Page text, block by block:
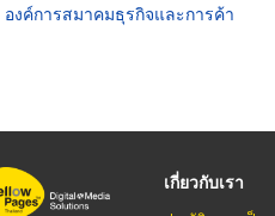
องค์การสมาคมธุรกิจและการค้า
เกี่ยวกับเรา